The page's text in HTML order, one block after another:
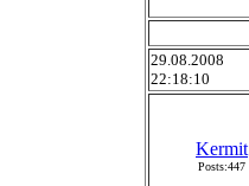
29.08.2008
22:18:10
Kermit
Posts:447